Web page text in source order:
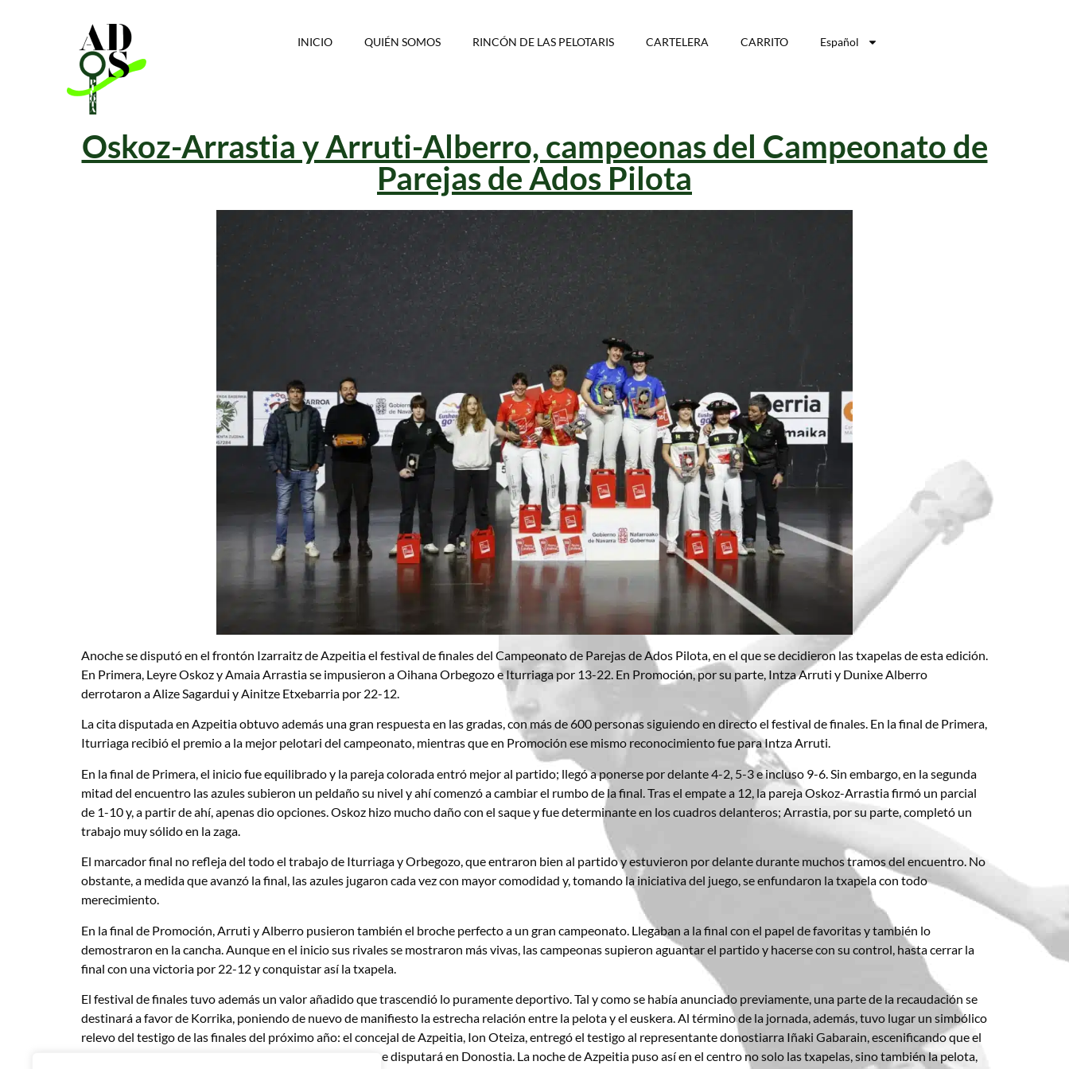
INICIO QUIÉN SOMOS RINCÓN DE LAS PELOTARIS CARTELERA CARRITO Español
Oskoz-Arrastia y Arruti-Alberro, campeonas del Campeonato de
Parejas de Ados Pilota
Anoche se disputó en el frontón Izarraitz de Azpeitia el festival de finales del Campeonato de Parejas de Ados Pilota, en el que se decidieron las txapelas de esta edición.
En Primera, Leyre Oskoz y Amaia Arrastia se impusieron a Oihana Orbegozo e Iturriaga por 13-22. En Promoción, por su parte, Intza Arruti y Dunixe Alberro
derrotaron a Alize Sagardui y Ainitze Etxebarria por 22-12.
La cita disputada en Azpeitia obtuvo además una gran respuesta en las gradas, con más de 600 personas siguiendo en directo el festival de finales. En la final de Primera,
Iturriaga recibió el premio a la mejor pelotari del campeonato, mientras que en Promoción ese mismo reconocimiento fue para Intza Arruti.
En la final de Primera, el inicio fue equilibrado y la pareja colorada entró mejor al partido; llegó a ponerse por delante 4-2, 5-3 e incluso 9-6. Sin embargo, en la segunda
mitad del encuentro las azules subieron un peldaño su nivel y ahí comenzó a cambiar el rumbo de la final. Tras el empate a 12, la pareja Oskoz-Arrastia firmó un parcial
de 1-10 y, a partir de ahí, apenas dio opciones. Oskoz hizo mucho daño con el saque y fue determinante en los cuadros delanteros; Arrastia, por su parte, completó un
trabajo muy sólido en la zaga.
El marcador final no refleja del todo el trabajo de Iturriaga y Orbegozo, que entraron bien al partido y estuvieron por delante durante muchos tramos del encuentro. No
obstante, a medida que avanzó la final, las azules jugaron cada vez con mayor comodidad y, tomando la iniciativa del juego, se enfundaron la txapela con todo
merecimiento.
En la final de Promoción, Arruti y Alberro pusieron también el broche perfecto a un gran campeonato. Llegaban a la final con el papel de favoritas y también lo
demostraron en la cancha. Aunque en el inicio sus rivales se mostraron más vivas, las campeonas supieron aguantar el partido y hacerse con su control, hasta cerrar la
final con una victoria por 22-12 y conquistar así la txapela.
El festival de finales tuvo además un valor añadido que trascendió lo puramente deportivo. Tal y como se había anunciado previamente, una parte de la recaudación se
destinará a favor de Korrika, poniendo de nuevo de manifiesto la estrecha relación entre la pelota y el euskera. Al término de la jornada, además, tuvo lugar un simbólico
relevo del testigo de las finales del próximo año: el concejal de Azpeitia, Ion Oteiza, entregó el testigo al representante donostiarra Iñaki Gabarain, escenificando que el
festival de finales del Campeonato de Parejas de 2027 se disputará en Donostia. La noche de Azpeitia puso así en el centro no solo las txapelas, sino también la pelota,